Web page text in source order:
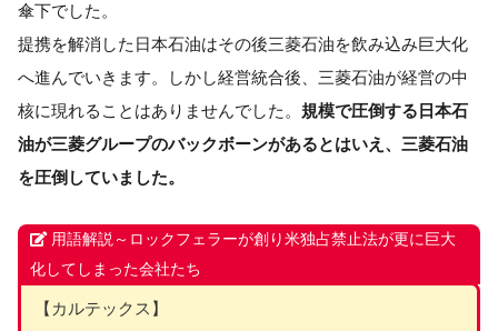
傘下でした。
提携を解消した日本石油はその後三菱石油を飲み込み巨大化
へ進んでいきます。しかし経営統合後、三菱石油が経営の中
核に現れることはありませんでした。 規模で圧倒する日本石
油が三菱グループのバックボーンがあるとはいえ、三菱石油
を圧倒していました。
用語解説～ロックフェラーが創り米独占禁止法が更に巨大
化してしまった会社たち
【カルテックス】